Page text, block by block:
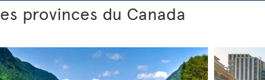
provinces du Canada